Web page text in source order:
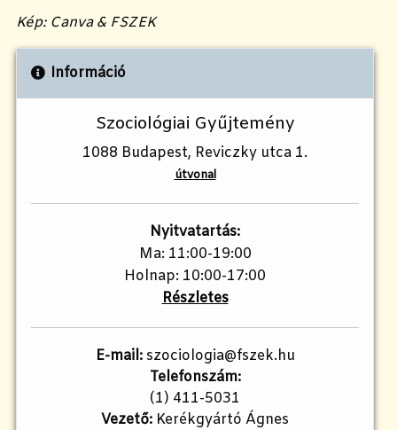
Kép: Canva & FSZEK
Információ
Szociológiai Gyűjtemény
1088 Budapest, Reviczky utca 1.
útvonal
Nyitvatartás:
Ma: 11:00-19:00
Holnap: 10:00-17:00
Részletes
E-mail:szociologia@fszek.hu
Telefonszám:
(1) 411-5031
Vezető: Kerékgyártó Ágnes